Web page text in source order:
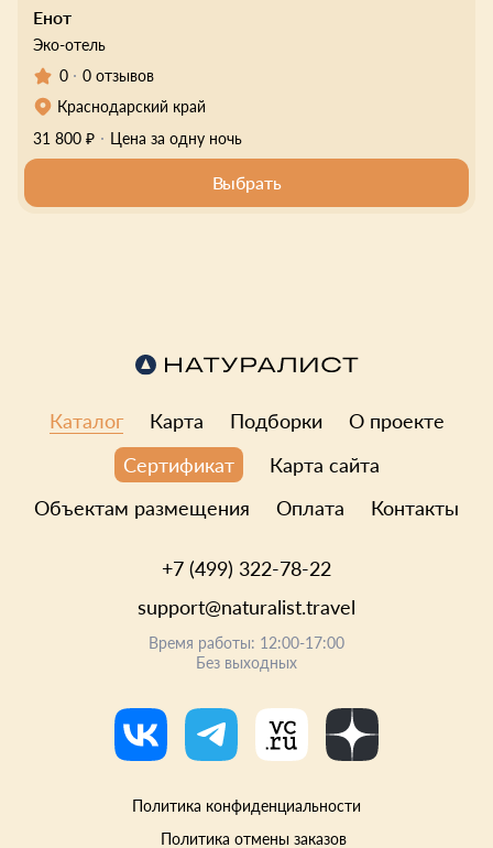
Енот
Эко-отель
0
0 отзывов
Краснодарский край
31 800 ₽
Цена за одну ночь
Выбрать
Каталог Карта Подборки
О проекте
Сертификат
Карта сайта
Объектам размещения
Оплата Контакты
+7 (499) 322-78-22
support@naturalist.travel
Время работы: 12:00-17:00
Без выходных
Политика конфиденциальности
Политика отмены заказов